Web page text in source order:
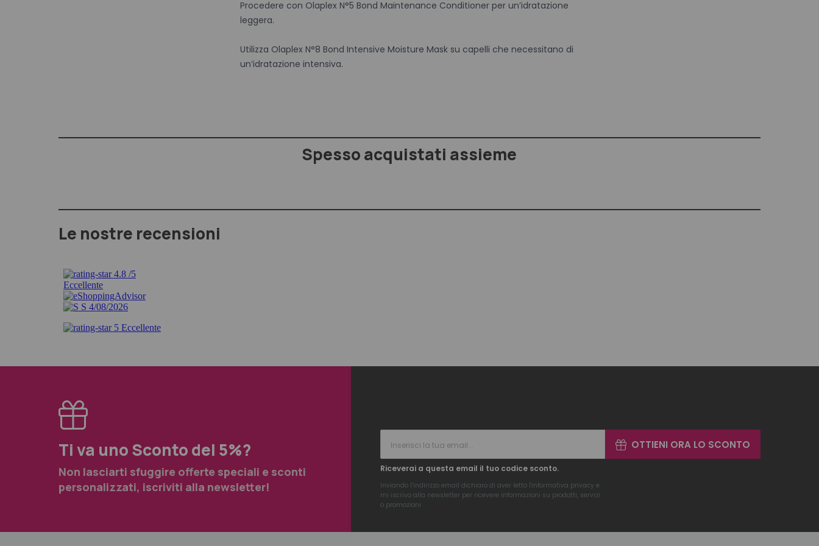
Procedere con Olaplex N°5 Bond Maintenance Conditioner per un’idratazione
leggera.
Utilizza Olaplex N°8 Bond Intensive Moisture Mask su capelli che necessitano di
un’idratazione intensiva.
Spesso acquistati assieme
Le nostre recensioni
Ti va uno Sconto del 5%?
Non lasciarti sfuggire offerte speciali e sconti
personalizzati, iscriviti alla newsletter!
OTTIENI ORA LO SCONTO
Riceverai a questa email il tuo codice sconto.
Inviando l’indirizzo email dichiaro di aver letto l'informativa privacy e
mi iscrivo alla newsletter per ricevere informazioni su prodotti, servizi
o promozioni